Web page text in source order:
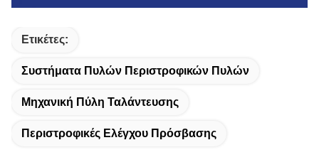
Ετικέτες:
Συστήματα Πυλών Περιστροφικών Πυλών
Μηχανική Πύλη Ταλάντευσης
Περιστροφικές Ελέγχου Πρόσβασης